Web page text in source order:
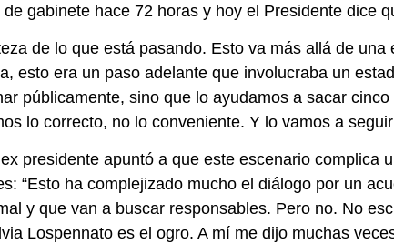
gabinete hace 72 horas y hoy el Presidente dice
de lo que está pasando. Esto va más allá de
esto era un paso adelante que involucraba un
públicamente, sino que lo ayudamos a sacar
lo correcto, no lo conveniente. Y lo vamos a
presidente apuntó a que este escenario complica
“Esto ha complejizado mucho el diálogo por un
y que van a buscar responsables. Pero no. No
Lospennato es el ogro. A mí me dijo muchas